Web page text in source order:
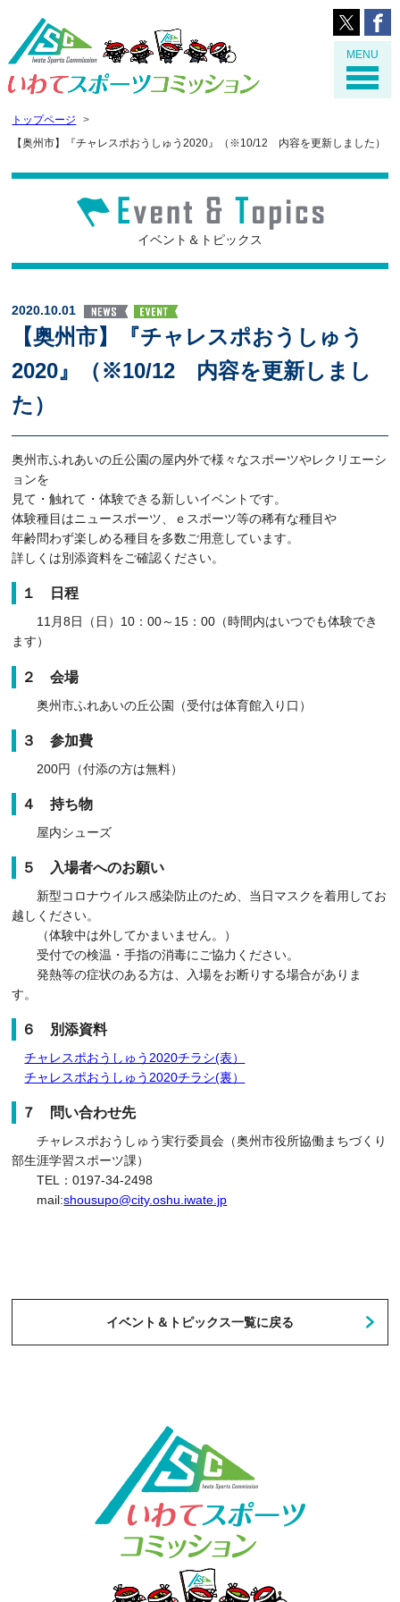
MENU
トップページ
【奥州市】『チャレスポおうしゅう2020』（※10/12 内容を更新しました）
イベント＆トピックス
2020.10.01
【奥州市】『チャレスポおうしゅう
2020』（※10/12 内容を更新しまし
た）
奥州市ふれあいの丘公園の屋内外で様々なスポーツやレクリエーシ
ョンを
見て・触れて・体験できる新しいイベントです。
体験種目はニュースポーツ、ｅスポーツ等の稀有な種目や
年齢問わず楽しめる種目を多数ご用意しています。
詳しくは別添資料をご確認ください。
１ 日程
11月8日（日）10：00～15：00（時間内はいつでも体験でき
ます）
２ 会場
奥州市ふれあいの丘公園（受付は体育館入り口）
３ 参加費
200円（付添の方は無料）
４ 持ち物
屋内シューズ
５ 入場者へのお願い
新型コロナウイルス感染防止のため、当日マスクを着用してお
越しください。
（体験中は外してかまいません。）
受付での検温・手指の消毒にご協力ください。
発熱等の症状のある方は、入場をお断りする場合がありま
す。
６ 別添資料
チャレスポおうしゅう2020チラシ(表）
チャレスポおうしゅう2020チラシ(裏）
７ 問い合わせ先
チャレスポおうしゅう実行委員会（奥州市役所協働まちづくり
部生涯学習スポーツ課）
TEL：0197-34-2498
mail:shousupo@city.oshu.iwate.jp
イベント＆トピックス一覧に戻る